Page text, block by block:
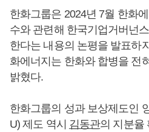
한화그룹은 2024년 7월 한화
수와 관련해 한국기업거버넌
한다는 내용의 논평을 발표하
화에너지는 한화와 합병을 전
밝혔다.
한화그룹의 성과 보상제도인
U) 제도 역시 김동관의 지분율